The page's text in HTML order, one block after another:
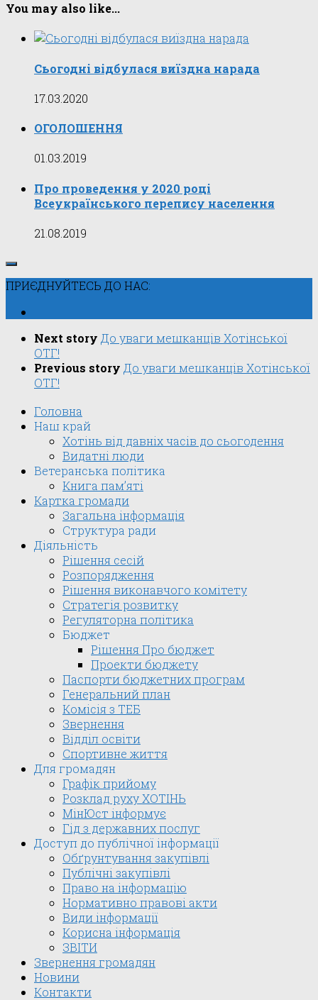
You may also like...
Сьогодні відбулася виїздна нарада
17.03.2020
ОГОЛОШЕННЯ
01.03.2019
Про проведення у 2020 році
Всеукраїнського перепису населення
21.08.2019
ПРИЄДНУЙТЕСЬ ДО НАС:
Next story До уваги мешканців Хотінської
ОТГ!
Previous story До уваги мешканців Хотінської
ОТГ!
Головна
Наш край
Хотінь від давніх часів до сьогодення
Видатні люди
Ветеранська політика
Книга пам’яті
Картка громади
Загальна інформація
Структура ради
Діяльність
Рішення сесій
Розпорядження
Рішення виконавчого комітету
Стратегія розвитку
Регуляторна політика
Бюджет
Рішення Про бюджет
Проекти бюджету
Паспорти бюджетних програм
Генеральний план
Комісія з ТЕБ
Звернення
Відділ освіти
Спортивне життя
Для громадян
Графік прийому
Розклад руху ХОТІНЬ
МінЮст інформує
Гід з державних послуг
Доступ до публічної інформації
Обґрунтування закупівлі
Публічні закупівлі
Право на інформацію
Нормативно правові акти
Види інформації
Корисна інформація
ЗВІТИ
Звернення громадян
Новини
Контакти